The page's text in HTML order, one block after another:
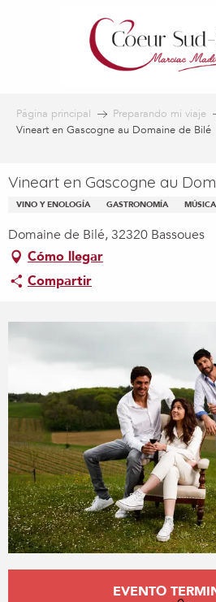
Página principal Preparando mi viaje
Vineart en Gascogne au Domaine de Bilé
Vineart en Gascogne au
VINO Y ENOLOGÍA GASTRONOMÍA MÚSICA
Domaine de Bilé, 32320 Bassoues
Cómo llegar
Compartir
Horarios y datos de
EVENTO